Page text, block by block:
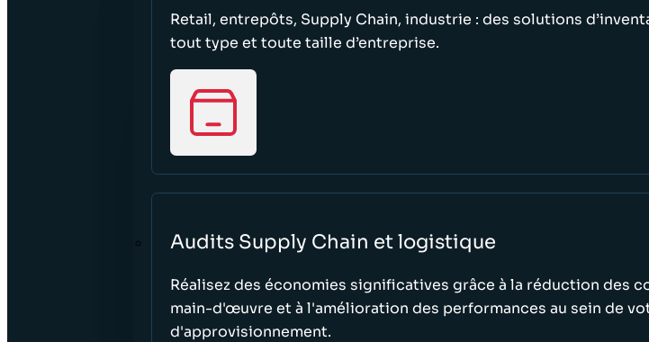
Retail, entrepôts, Supply Chain, industrie : des solutions
tout type et toute taille d’entreprise.
Audits Supply Chain et logistique
Réalisez des économies significatives grâce à la réduction des
main-d'œuvre et à l'amélioration des performances au sein de
d'approvisionnement.